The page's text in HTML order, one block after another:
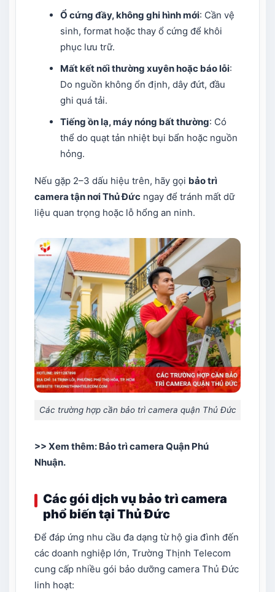
Ổ cứng đầy, không ghi hình mới: Cần vệ
sinh, format hoặc thay ổ cứng để khôi
phục lưu trữ.
Mất kết nối thường xuyên hoặc báo lỗi:
Do nguồn không ổn định, dây đứt, đầu
ghi quá tải.
Tiếng ồn lạ, máy nóng bất thường: Có
thể do quạt tản nhiệt bụi bẩn hoặc nguồn
hỏng.
Nếu gặp 2–3 dấu hiệu trên, hãy gọi bảo trì
camera tận nơi Thủ Đức ngay để tránh mất dữ
liệu quan trọng hoặc lỗ hổng an ninh.
Các trường hợp cần bảo trì camera quận Thủ Đức
>> Xem thêm: Bảo trì camera Quận Phú
Nhuận.
Các gói dịch vụ bảo trì camera
phổ biến tại Thủ Đức
Để đáp ứng nhu cầu đa dạng từ hộ gia đình đến
các doanh nghiệp lớn, Trường Thịnh Telecom
cung cấp nhiều gói bảo dưỡng camera Thủ Đức
linh hoạt: